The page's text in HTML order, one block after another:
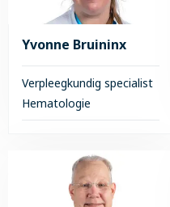
Yvonne Bruininx
Verpleegkundig specialist
Hematologie